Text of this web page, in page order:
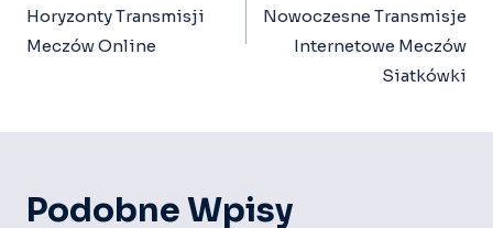
Horyzonty Transmisji
Meczów Online
Nowoczesne Transmisje
Internetowe Meczów
Siatkówki
Podobne Wpisy